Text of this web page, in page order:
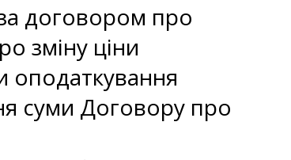
договором про
зміну ціни
оподаткування
суми Договору про